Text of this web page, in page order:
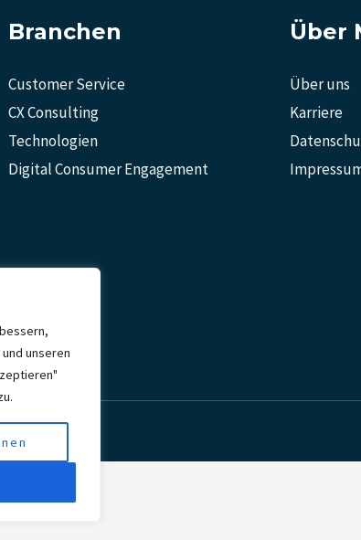
unseren
Branchen
Customer Service
CX Consulting
Technologien
Digital Consumer Engagement
Über
Über uns
Karriere